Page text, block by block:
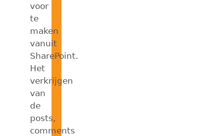
voor
te
maken
vanuit
SharePoint.
Het
verkrijgen
van
de
posts,
comments